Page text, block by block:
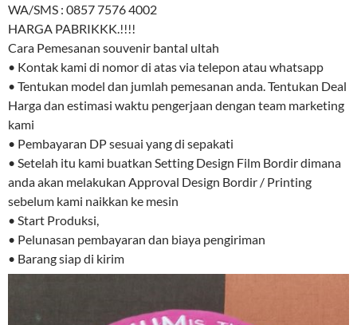
WA/SMS : 0857 7576 4002
HARGA PABRIKKK.!!!!
Cara Pemesanan souvenir bantal ultah
• Kontak kami di nomor di atas via telepon atau whatsapp
• Tentukan model dan jumlah pemesanan anda. Tentukan Deal
Harga dan estimasi waktu pengerjaan dengan team marketing
kami
• Pembayaran DP sesuai yang di sepakati
• Setelah itu kami buatkan Setting Design Film Bordir dimana
anda akan melakukan Approval Design Bordir / Printing
sebelum kami naikkan ke mesin
• Start Produksi,
• Pelunasan pembayaran dan biaya pengiriman
• Barang siap di kirim